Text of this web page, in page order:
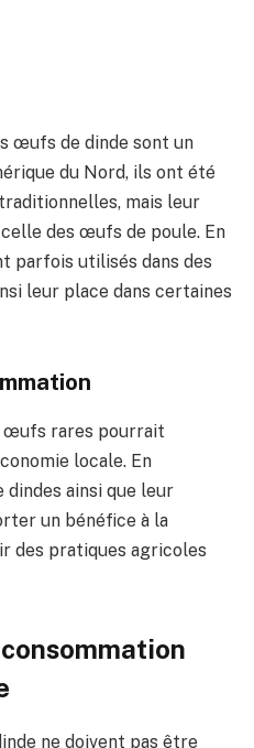
œufs de dinde sont un
du Nord, ils ont été
mais leur
celle des œufs de poule. En
parfois utilisés dans des
leur place dans certaines
œufs rares pourrait
locale. En
dindes ainsi que leur
un bénéfice à la
des pratiques agricoles
ne doivent pas être